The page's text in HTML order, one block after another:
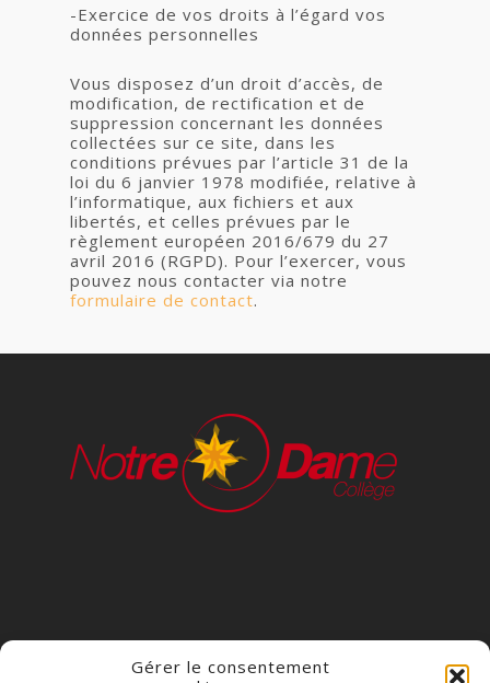
Gérer le consentement
-Exercice de vos droits à l’égard vos
données personnelles
Vous disposez d’un droit d’accès, de
modification, de rectification et de
suppression concernant les données
collectées sur ce site, dans les
conditions prévues par l’article 31 de la
loi du 6 janvier 1978 modifiée, relative à
l’informatique, aux fichiers et aux
libertés, et celles prévues par le
règlement européen 2016/679 du 27
avril 2016 (RGPD). Pour l’exercer, vous
pouvez nous contacter via notre
formulaire de contact.